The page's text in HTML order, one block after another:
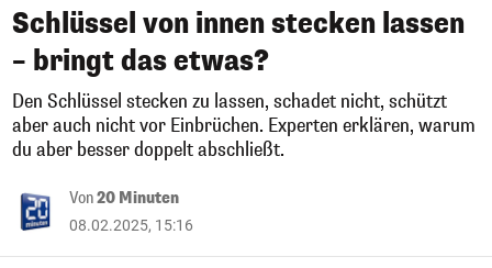
Schlüssel von innen stecken lassen
– bringt das etwas?
Den Schlüssel stecken zu lassen, schadet nicht, schützt
aber auch nicht vor Einbrüchen. Experten erklären, warum
du aber besser doppelt abschließt.
Von20 Minuten
08.02.2025, 15:16